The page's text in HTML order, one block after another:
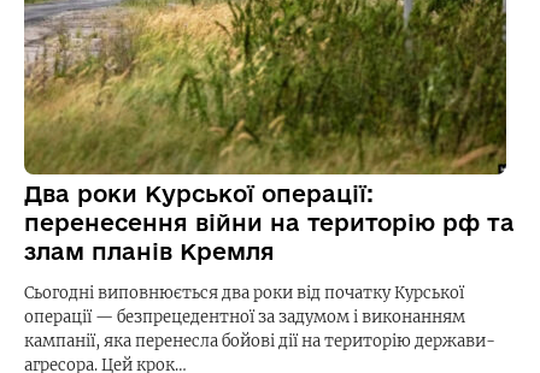
Два роки Курської операції:
перенесення війни на територію рф та
злам планів Кремля
Сьогодні виповнюється два роки від початку Курської
операції — безпрецедентної за задумом і виконанням
кампанії, яка перенесла бойові дії на територію держави-
агресора. Цей крок…